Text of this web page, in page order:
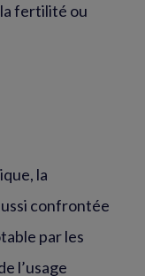
fertilité ou
la
confrontée
par les
l’usage